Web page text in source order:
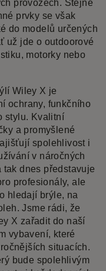
provozech. Stejné
prvky se však
do modelů určených
už jde o outdoorové
motorky nebo
Wiley X je
ochrany, funkčního
stylu. Kvalitní
a promyšlené
spolehlivost i
v náročných
tak dnes představuje
profesionály, ale
hledají brýle, na
Jsme rádi, že
X zařadit do naší
vybavení, které
situacích.
bude spolehlivým